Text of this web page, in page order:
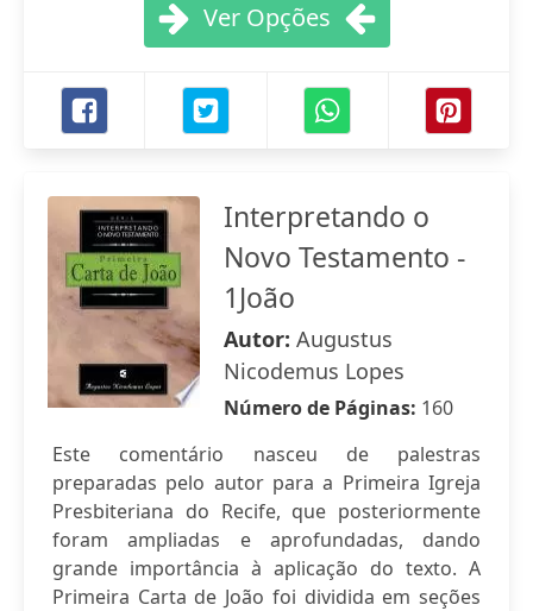
Ver Opções
Interpretando o
Novo Testamento -
1João
Autor: Augustus
Nicodemus Lopes
Número de Páginas: 160
Este comentário nasceu de palestras
preparadas pelo autor para a Primeira Igreja
Presbiteriana do Recife, que posteriormente
foram ampliadas e aprofundadas, dando
grande importância à aplicação do texto. A
Primeira Carta de João foi dividida em seções